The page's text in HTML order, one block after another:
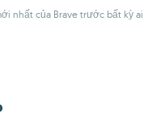
nhất của Brave trước bất kỳ ai